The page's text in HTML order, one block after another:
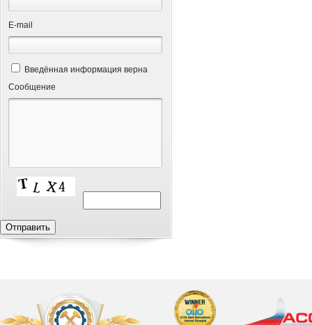
Е-mail
Введённая информация верна
Сообщение